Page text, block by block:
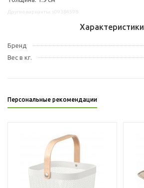
Характеристики
Бренд
Вес в кг.
Персональные рекомендации